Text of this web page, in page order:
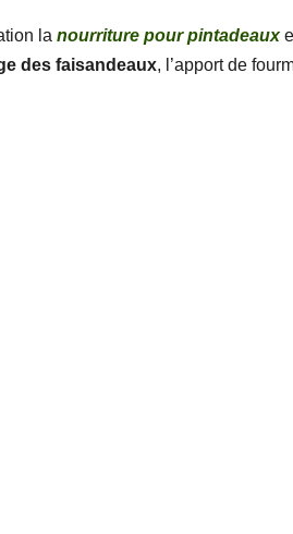
la nourriture pour pintadeaux
des faisandeaux, l’apport de